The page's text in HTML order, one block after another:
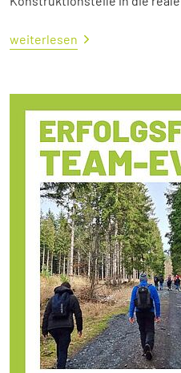
weiterlesen